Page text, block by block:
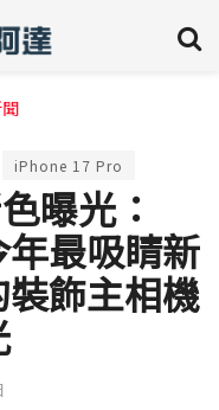
iPhone 17 Pro
曝光：
年最吸睛新
飾主相機